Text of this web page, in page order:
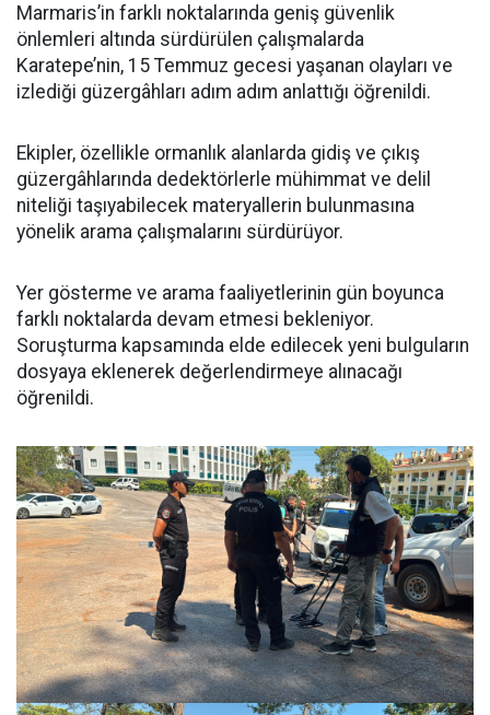
Marmaris’in farklı noktalarında geniş güvenlik
önlemleri altında sürdürülen çalışmalarda
Karatepe’nin, 15 Temmuz gecesi yaşanan olayları ve
izlediği güzergâhları adım adım anlattığı öğrenildi.
Ekipler, özellikle ormanlık alanlarda gidiş ve çıkış
güzergâhlarında dedektörlerle mühimmat ve delil
niteliği taşıyabilecek materyallerin bulunmasına
yönelik arama çalışmalarını sürdürüyor.
Yer gösterme ve arama faaliyetlerinin gün boyunca
farklı noktalarda devam etmesi bekleniyor.
Soruşturma kapsamında elde edilecek yeni bulguların
dosyaya eklenerek değerlendirmeye alınacağı
öğrenildi.